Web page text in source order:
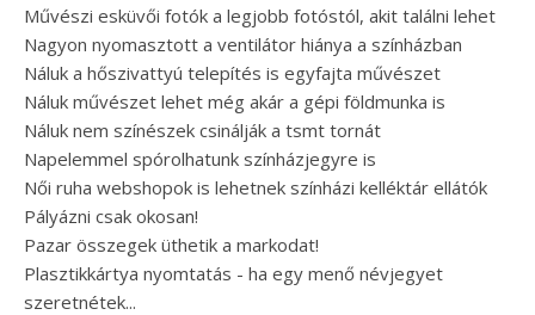
Művészi esküvői fotók a legjobb fotóstól, akit találni lehet
Nagyon nyomasztott a ventilátor hiánya a színházban
Náluk a hőszivattyú telepítés is egyfajta művészet
Náluk művészet lehet még akár a gépi földmunka is
Náluk nem színészek csinálják a tsmt tornát
Napelemmel spórolhatunk színházjegyre is
Női ruha webshopok is lehetnek színházi kelléktár ellátók
Pályázni csak okosan!
Pazar összegek üthetik a markodat!
Plasztikkártya nyomtatás - ha egy menő névjegyet
szeretnétek...